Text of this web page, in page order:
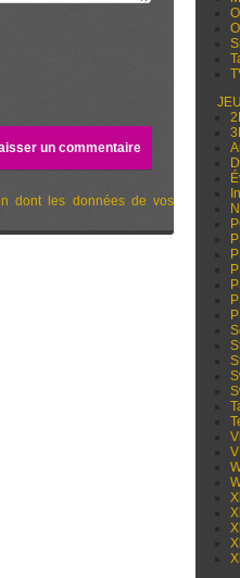
dont les données de vos